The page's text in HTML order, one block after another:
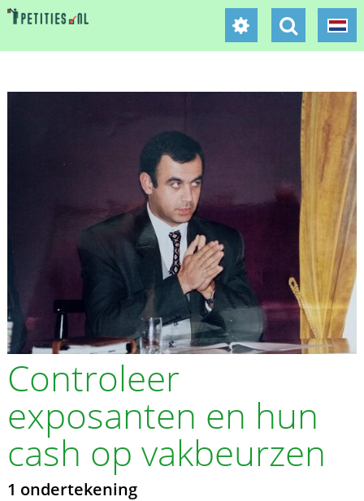
Controleer
exposanten en hun
cash op vakbeurzen
1 ondertekening